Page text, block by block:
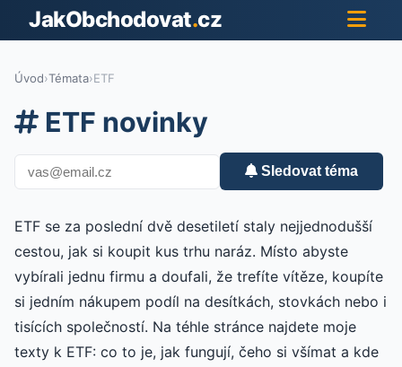
JakObchodovat.cz
Úvod›Témata›ETF
ETF novinky
Sledovat téma
ETF se za poslední dvě desetiletí staly nejjednodušší
cestou, jak si koupit kus trhu naráz. Místo abyste
vybírali jednu firmu a doufali, že trefíte vítěze, koupíte
si jedním nákupem podíl na desítkách, stovkách nebo i
tisících společností. Na téhle stránce najdete moje
texty k ETF: co to je, jak fungují, čeho si všímat a kde